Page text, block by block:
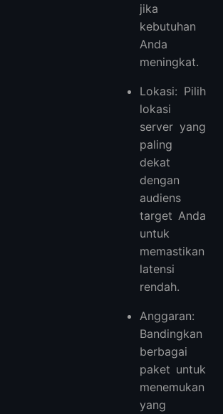
jika
kebutuhan
Anda
meningkat.
Lokasi: Pilih
lokasi
server yang
paling
dekat
dengan
audiens
target Anda
untuk
memastikan
latensi
rendah.
Anggaran:
Bandingkan
berbagai
paket untuk
menemukan
yang